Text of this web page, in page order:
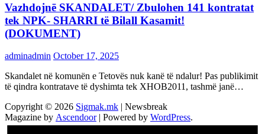
Vazhdojnē SKANDALET/ Zbulohen 141 kontratat
tek NPK- SHARRI të Bilall Kasamit!
(DOKUMENT)
adminadmin October 17, 2025
Skandalet në komunën e Tetovës nuk kanë të ndalur! Pas publikimit
të qindra kontratave të dyshimta tek XHOB2011, tashmë janë…
Copyright © 2026 Sigmak.mk | Newsbreak
Magazine by Ascendoor| Powered by WordPress.